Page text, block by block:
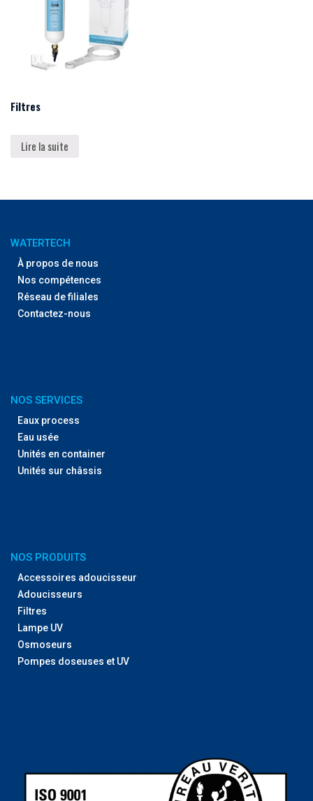
Filtres
Lire la suite
WATERTECH
À propos de nous
Nos compétences
Réseau de filiales
Contactez-nous
NOS SERVICES
Eaux process
Eau usée
Unités en container
Unités sur châssis
NOS PRODUITS
Accessoires adoucisseur
Adoucisseurs
Filtres
Lampe UV
Osmoseurs
Pompes doseuses et UV